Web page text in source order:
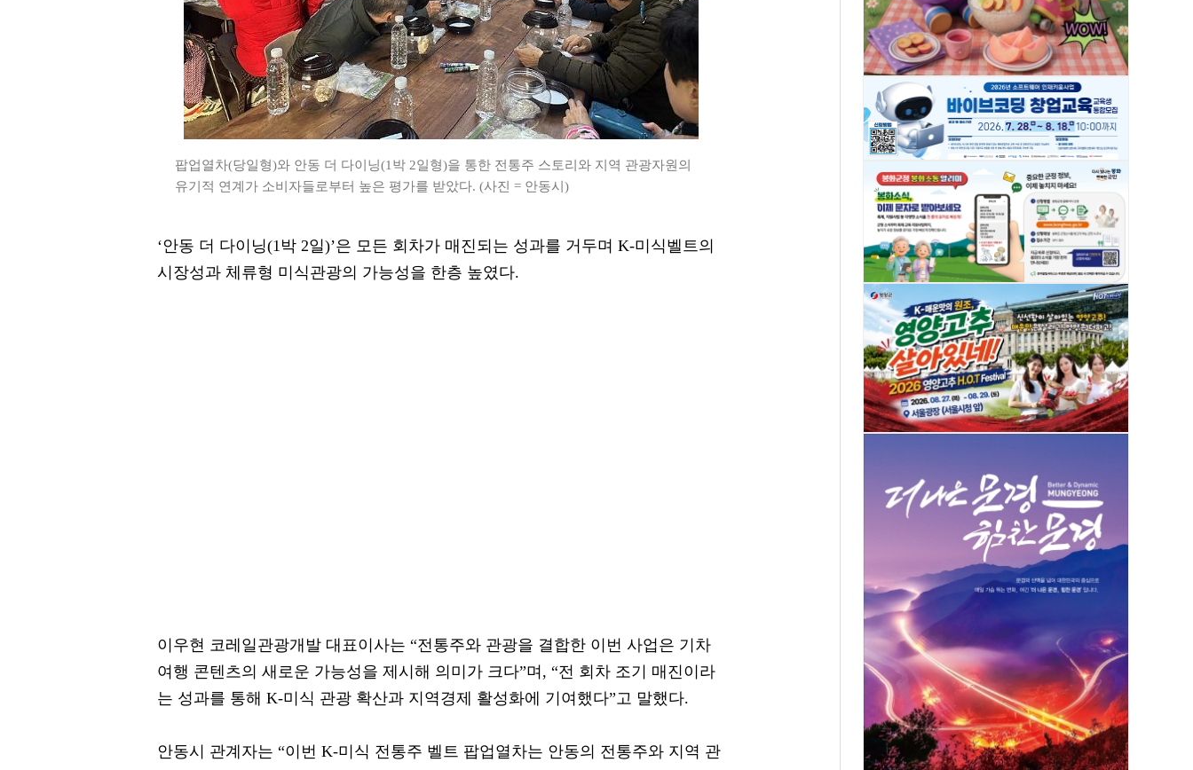
팝업열차(당일형)와 안동 더 다이닝(1박 2일형)을 통한 전통주 스토리와 지역 관광자원의
유기적 연계가 소비자들로부터 높은 평가를 받았다. (사진 = 안동시)
‘안동 더 다이닝(1박 2일)’은 모든 회차가 매진되는 성과를 거두며 K-미식벨트의
시장성과 체류형 미식관광의 가능성을 한층 높였다.
이우현 코레일관광개발 대표이사는 “전통주와 관광을 결합한 이번 사업은 기차
여행 콘텐츠의 새로운 가능성을 제시해 의미가 크다”며, “전 회차 조기 매진이라
는 성과를 통해 K-미식 관광 확산과 지역경제 활성화에 기여했다”고 말했다.
안동시 관계자는 “이번 K-미식 전통주 벨트 팝업열차는 안동의 전통주와 지역 관